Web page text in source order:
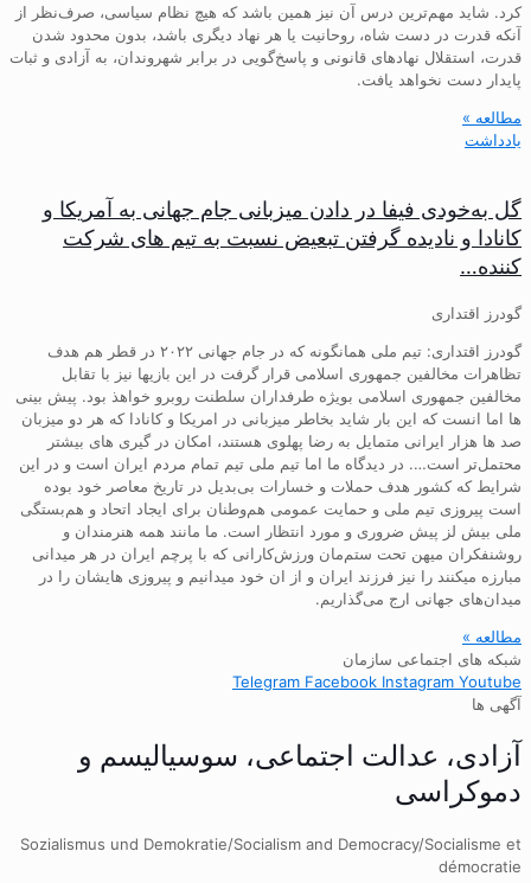
کرد. شاید مهم‌ترین درس آن نیز همین باشد که هیچ نظام سیاسی، صرف‌نظر از
آنکه قدرت در دست شاه، روحانیت یا هر نهاد دیگری باشد، بدون محدود شدن
قدرت، استقلال نهادهای قانونی و پاسخ‌گویی در برابر شهروندان، به آزادی و ثبات
پایدار دست نخواهد یافت.
مطالعه »
یادداشت
گل به‌خودی فیفا در دادن میزبانی جام جهانی به آمریکا و
کانادا و نادیده گرفتن تبعیض نسبت به تیم های شرکت
کننده…
گودرز اقتداری
گودرز اقتداری: تیم ملی همانگونه که در جام جهانی ۲۰۲۲ در قطر هم هدف
تظاهرات مخالفین جمهوری اسلامی قرار گرفت در این بازیها نیز با تقابل
مخالفین جمهوری اسلامی بویژه طرفداران سلطنت روبرو خواهذ بود. پیش بینی
ها اما انست که این بار شاید بخاطر میزبانی در امریکا و کانادا که هر دو میزبان
صد ها هزار ایرانی متمایل به رضا پهلوی هستند، امکان در گیری های بیشتر
محتمل‌تر است…. در دیدگاه ما اما تیم ملی تیم تمام مردم ایران است و در این
شرایط که کشور هدف حملات و خسارات بی‌بدیل در تاریخ معاصر خود بوده
است پیروزی تیم ملی و حمایت عمومی هم‌وطنان برای ایجاد اتحاد و هم‌بستگی
ملی بیش لز پیش ضروری و مورد انتظار است. ما مانند همه هنرمندان و
روشنفکران میهن تحت ستم‌مان ورزش‌کارانی که با پرچم ایران در هر میدانی
مبارزه میکنند را نیز فرزند ایران و از ان خود میدانیم و پیروزی هایشان را در
میدان‌های جهانی ارج می‌گذاریم.
مطالعه »
شبکه های اجتماعی سازمان
Telegram Facebook Instagram Youtube
آگهی ها
آزادی، عدالت اجتماعی، سوسیالیسم و
دموکراسی
Sozialismus und Demokratie/Socialism and Democracy/Socialisme et
démocratie